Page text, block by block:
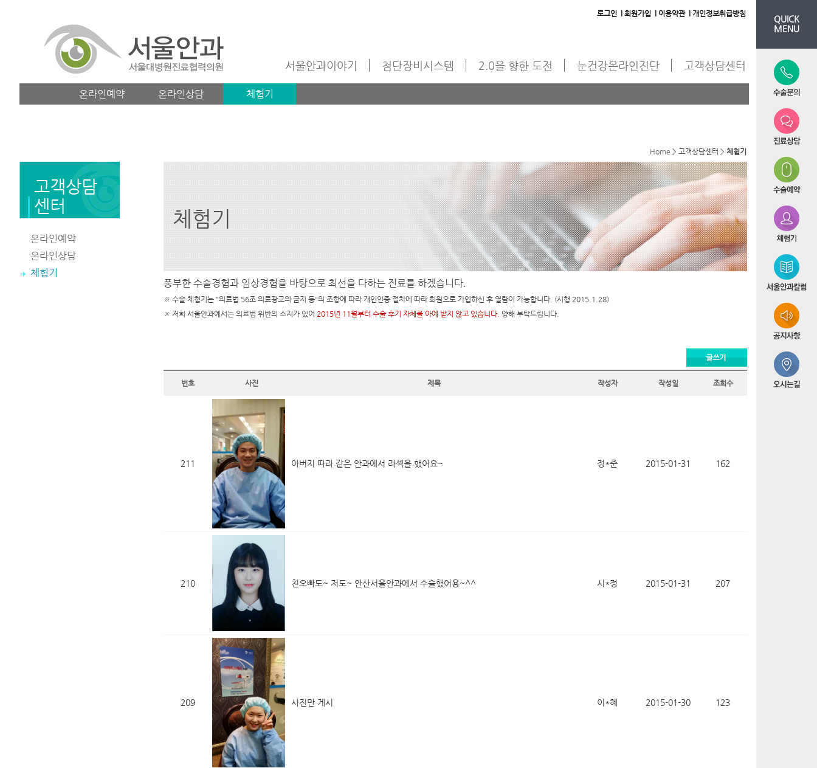
QUICK
MENU
로그인 l 회원가입 l 이용약관 l 개인정보취급방침
서울안과이야기 첨단장비시스템 2.0을 향한 도전 눈건강온라인진단 고객상담센터
온라인예약 온라인상담 체험기
Home > 고객상담센터 > 체험기
고객상담
센터
온라인예약
온라인상담
체험기
체험기
풍부한 수술경험과 임상경험을 바탕으로 최선을 다하는 진료를 하겠습니다.
※ 수술 체험기는 "의료법 56조 의료광고의 금지 등"의 조항에 따라 개인인증 절차에 따라 회원으로 가입하신 후 열람이 가능합니다. (시행 2015.1.28)
※ 저희 서울안과에서는 의료법 위반의 소지가 있어 2015년 11월부터 수술 후기 자체를 아예 받지 않고 있습니다. 양해 부탁드립니다.
번호 사진 제목 작성자 작성일 조회수
211 아버지 따라 같은 안과에서 라섹을 했어요~ 정*준 2015-01-31 162
210 친오빠도~ 저도~ 안산서울안과에서 수술했어용~^^ 시*정 2015-01-31 207
209 사진만 게시 이*혜 2015-01-30 123